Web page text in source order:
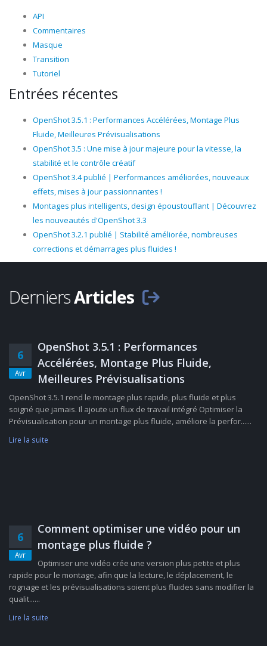
API
Commentaires
Masque
Transition
Tutoriel
Entrées récentes
OpenShot 3.5.1 : Performances Accélérées, Montage Plus
Fluide, Meilleures Prévisualisations
OpenShot 3.5 : Une mise à jour majeure pour la vitesse, la
stabilité et le contrôle créatif
OpenShot 3.4 publié | Performances améliorées, nouveaux
effets, mises à jour passionnantes !
Montages plus intelligents, design époustouflant | Découvrez
les nouveautés d'OpenShot 3.3
OpenShot 3.2.1 publié | Stabilité améliorée, nombreuses
corrections et démarrages plus fluides !
DerniersArticles
6
Avr
OpenShot 3.5.1 : Performances
Accélérées, Montage Plus Fluide,
Meilleures Prévisualisations
OpenShot 3.5.1 rend le montage plus rapide, plus fluide et plus
soigné que jamais. Il ajoute un flux de travail intégré Optimiser la
Prévisualisation pour un montage plus fluide, améliore la perfor......
Lire la suite
6
Avr
Comment optimiser une vidéo pour un
montage plus fluide ?
Optimiser une vidéo crée une version plus petite et plus
rapide pour le montage, afin que la lecture, le déplacement, le
rognage et les prévisualisations soient plus fluides sans modifier la
qualit......
Lire la suite